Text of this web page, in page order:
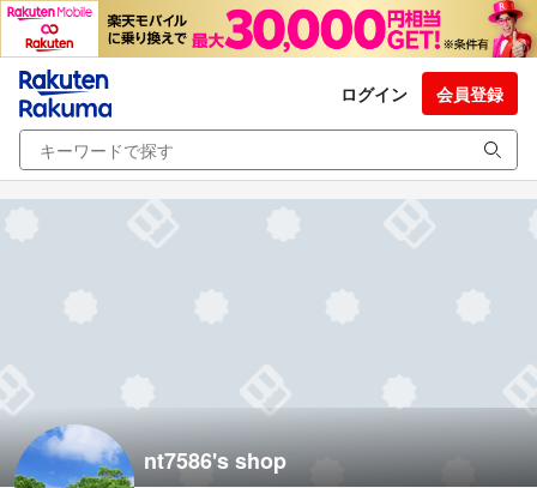
ログイン 会員登録
nt7586's shop